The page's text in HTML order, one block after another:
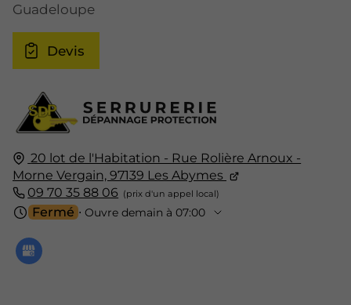
20 lot de l'Habitation - Rue Rolière Arnoux -
Morne Vergain, 97139 Les Abymes
09 70 35 88 06
Fermé ⋅ Ouvre demain à 07:00
Guadeloupe
Devis